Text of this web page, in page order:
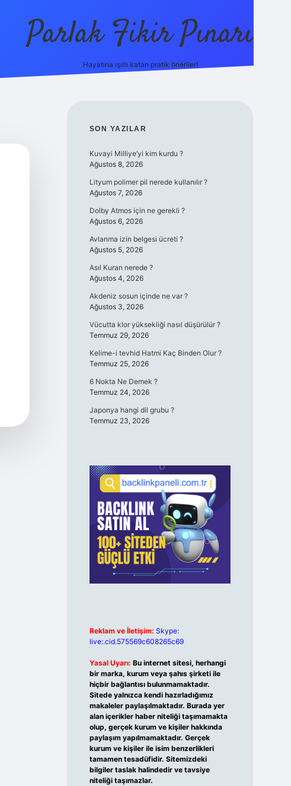
Parlak Fikir Pınarı
Hayatına ışıltı katan pratik öneriler!
SIDEBAR
SON YAZILAR
Kuvayi Milliye’yi kim kurdu ?
Ağustos 8, 2026
Lityum polimer pil nerede kullanılır ?
Ağustos 7, 2026
Dolby Atmos için ne gerekli ?
Ağustos 6, 2026
Avlanma izin belgesi ücreti ?
Ağustos 5, 2026
Asıl Kuran nerede ?
Ağustos 4, 2026
Akdeniz sosun içinde ne var ?
Ağustos 3, 2026
Vücutta klor yüksekliği nasıl düşürülür ?
Temmuz 29, 2026
Kelime-i tevhid Hatmi Kaç Binden Olur ?
Temmuz 25, 2026
6 Nokta Ne Demek ?
Temmuz 24, 2026
Japonya hangi dil grubu ?
Temmuz 23, 2026
Reklam ve İletişim: Skype:
live:.cid.575569c608265c69
Yasal Uyarı: Bu internet sitesi, herhangi
bir marka, kurum veya şahıs şirketi ile
hiçbir bağlantısı bulunmamaktadır.
Sitede yalnızca kendi hazırladığımız
makaleler paylaşılmaktadır. Burada yer
alan içerikler haber niteliği taşımamakta
olup, gerçek kurum ve kişiler hakkında
paylaşım yapılmamaktadır. Gerçek
kurum ve kişiler ile isim benzerlikleri
tamamen tesadüfidir. Sitemizdeki
bilgiler taslak halindedir ve tavsiye
niteliği taşımazlar.